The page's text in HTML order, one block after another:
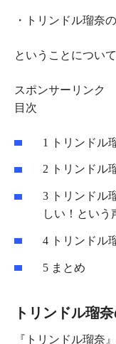
・トリンドル瑠奈
ということについ
スポンサーリンク
目次
1 トリンドル
2 トリンドル
3 トリンドル
しい！という
4 トリンドル
5 まとめ
トリンドル瑠
『トリンドル瑠奈